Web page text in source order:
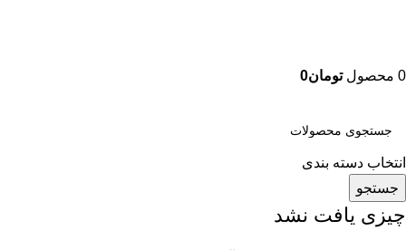
0 محصول تومان0
انتخاب دسته بندی
جستجو
چیزی یافت نشد